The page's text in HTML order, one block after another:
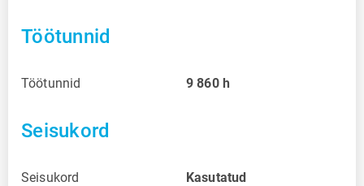
Töötunnid
Töötunnid 9 860 h
Seisukord
Seisukord Kasutatud